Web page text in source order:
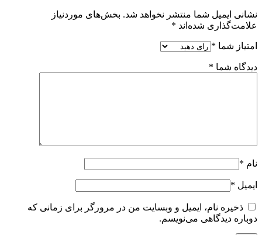
نشانی ایمیل شما منتشر نخواهد شد. بخش‌های موردنیاز
علامت‌گذاری شده‌اند *
امتیاز شما *
دیدگاه شما *
نام *
ایمیل *
ذخیره نام، ایمیل و وبسایت من در مرورگر برای زمانی که
دوباره دیدگاهی می‌نویسم.